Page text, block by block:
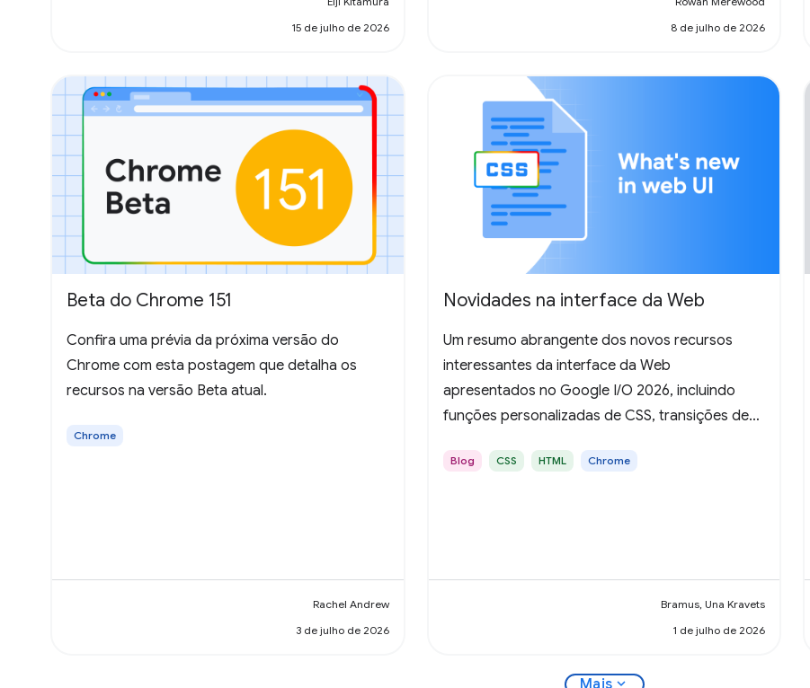
15 de julho de 2026
8 de julho de 2026
Beta do Chrome 151
Confira uma prévia da próxima versão do
Chrome com esta postagem que detalha os
recursos na versão Beta atual.
Chrome
Rachel Andrew
3 de julho de 2026
Novidades na interface da Web
Um resumo abrangente dos novos recursos
interessantes da interface da Web
apresentados no Google I/O 2026, incluindo
funções personalizadas de CSS, transições de
HTML no Canvas e muito mais.
Blog CSS HTML Chrome
Bramus, Una Kravets
1 de julho de 2026
Mais expand_more